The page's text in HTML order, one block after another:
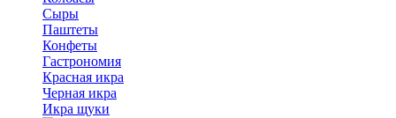
Сыры
Паштеты
Конфеты
Гастрономия
Красная икра
Черная икра
Икра щуки